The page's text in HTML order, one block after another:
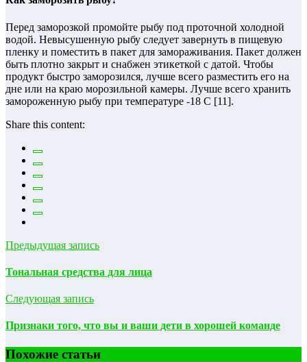
Перед заморозкой промойте рыбу под проточной холодной
водой. Невысушенную рыбу следует завернуть в пищевую
пленку и поместить в пакет для замораживания. Пакет должен
быть плотно закрыт и снабжен этикеткой с датой. Чтобы
продукт быстро заморозился, лучше всего разместить его на
дне или на краю морозильной камеры. Лучше всего хранить
замороженную рыбу при температуре -18 С [11].
Share this content:
Предыдущая запись
Тональная средства для лица
Следующая запись
Признаки того, что вы и ваши дети в хорошей команде
Похожие статьи